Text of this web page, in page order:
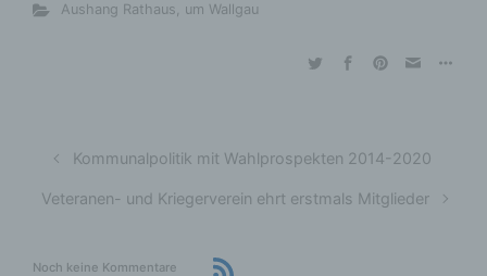
Aushang Rathaus, um Wallgau
Kommunalpolitik mit Wahlprospekten 2014-2020
Veteranen- und Kriegerverein ehrt erstmals Mitglieder
Noch keine Kommentare